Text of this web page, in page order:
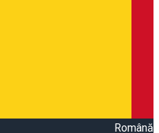
Română